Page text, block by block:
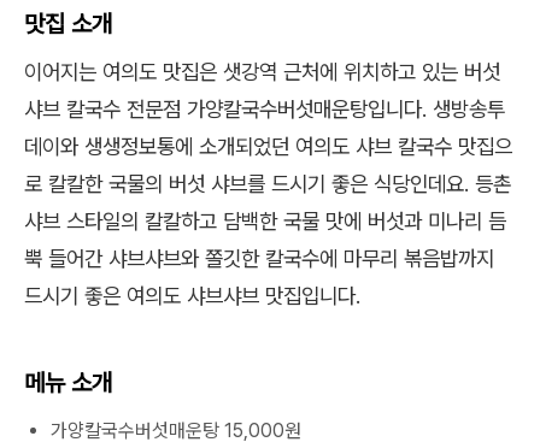
맛집 소개
이어지는 여의도 맛집은 샛강역 근처에 위치하고 있는 버섯
샤브 칼국수 전문점 가양칼국수버섯매운탕입니다. 생방송투
데이와 생생정보통에 소개되었던 여의도 샤브 칼국수 맛집으
로 칼칼한 국물의 버섯 샤브를 드시기 좋은 식당인데요. 등촌
샤브 스타일의 칼칼하고 담백한 국물 맛에 버섯과 미나리 듬
뿍 들어간 샤브샤브와 쫄깃한 칼국수에 마무리 볶음밥까지
드시기 좋은 여의도 샤브샤브 맛집입니다.
메뉴 소개
가양칼국수버섯매운탕 15,000원